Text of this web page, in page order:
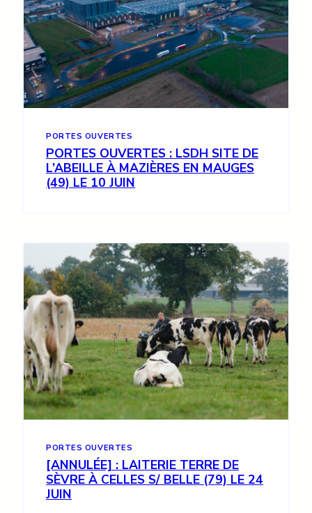
PORTES OUVERTES
PORTES OUVERTES : LSDH SITE DE
L’ABEILLE À MAZIÈRES EN MAUGES
(49) LE 10 JUIN
PORTES OUVERTES
[ANNULÉE] : LAITERIE TERRE DE
SÈVRE À CELLES S/ BELLE (79) LE 24
JUIN